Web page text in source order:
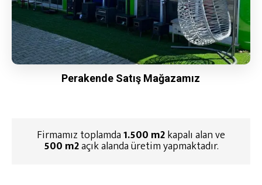
Perakende Satış Mağazamız
Firmamız toplamda1.500 m2kapalı alan ve
500 m2açık alanda üretim yapmaktadır.